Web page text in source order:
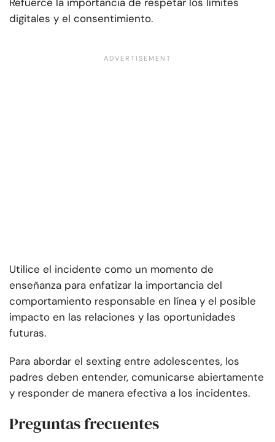
digitales y el consentimiento.
Utilice el incidente como un momento de
enseñanza para enfatizar la importancia del
comportamiento responsable en línea y el posible
impacto en las relaciones y las oportunidades
futuras.
Para abordar el sexting entre adolescentes, los
padres deben entender, comunicarse abiertamente
y responder de manera efectiva a los incidentes.
Preguntas frecuentes